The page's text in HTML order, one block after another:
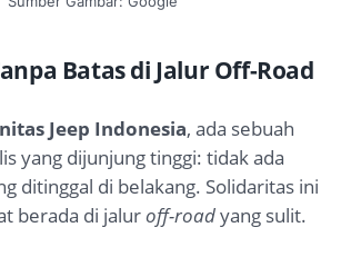
Batas di Jalur Off-Road
Jeep Indonesia, ada sebuah
yang dijunjung tinggi: tidak ada
ditinggal di belakang. Solidaritas ini
berada di jaluroff-roadyang sulit.